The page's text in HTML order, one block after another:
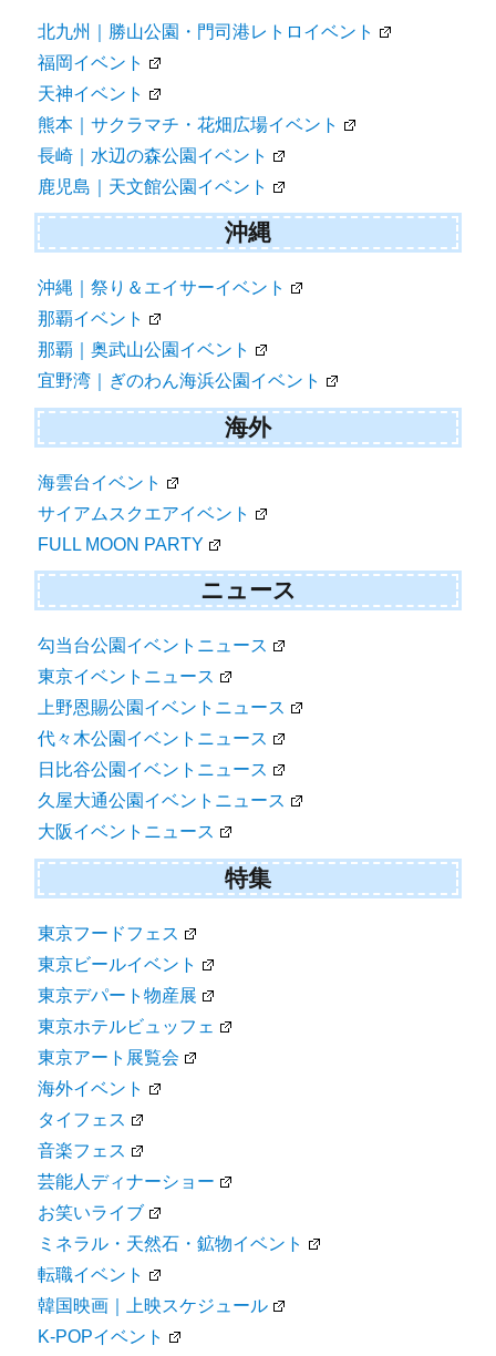
北九州｜勝山公園・門司港レトロイベント
福岡イベント
天神イベント
熊本｜サクラマチ・花畑広場イベント
長崎｜水辺の森公園イベント
鹿児島｜天文館公園イベント
沖縄
沖縄｜祭り＆エイサーイベント
那覇イベント
那覇｜奥武山公園イベント
宜野湾｜ぎのわん海浜公園イベント
海外
海雲台イベント
サイアムスクエアイベント
FULL MOON PARTY
ニュース
勾当台公園イベントニュース
東京イベントニュース
上野恩賜公園イベントニュース
代々木公園イベントニュース
日比谷公園イベントニュース
久屋大通公園イベントニュース
大阪イベントニュース
特集
東京フードフェス
東京ビールイベント
東京デパート物産展
東京ホテルビュッフェ
東京アート展覧会
海外イベント
タイフェス
音楽フェス
芸能人ディナーショー
お笑いライブ
ミネラル・天然石・鉱物イベント
転職イベント
韓国映画｜上映スケジュール
K-POPイベント